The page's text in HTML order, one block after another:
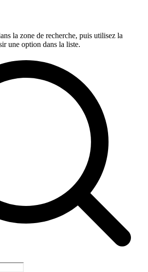
la zone de recherche, puis utilisez la
une option dans la liste.